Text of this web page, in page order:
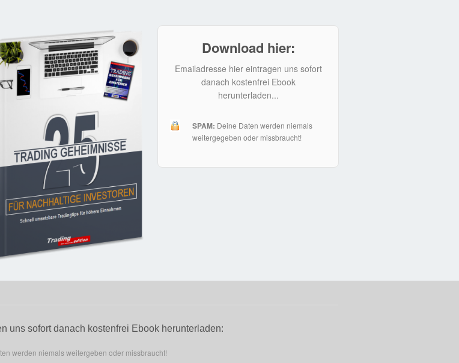
Download hier:
Emailadresse hier eintragen uns sofort
danach kostenfrei Ebook
herunterladen...
SPAM: Deine Daten werden niemals
weitergegeben oder missbraucht!
uns sofort danach kostenfrei Ebook herunterladen:
werden niemals weitergeben oder missbraucht!